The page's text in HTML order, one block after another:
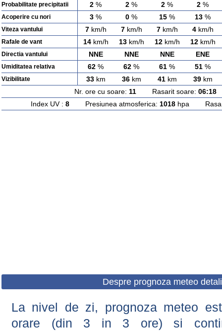
Probabilitate precipitatii 2 % 2 % 2 % 2 %
Acoperire cu nori 3 % 0 % 15 % 13 %
Viteza vantului 7km/h 7km/h 7km/h 4km/h
Rafale de vant 14km/h 13km/h 12km/h 12km/h
Directia vantului NNE NNE NNE ENE
Umiditatea relativa 62 % 62 % 61 % 51 %
Vizibilitate 33km 36km 41km 39km
Nr. ore cu soare: 11 Rasarit soare: 06:18
Index UV : 8Presiunea atmosferica: 1018hpa
Despre prognoza meteo
La nivel de zi, prognoza meteo
orare (din 3 in 3 ore) si